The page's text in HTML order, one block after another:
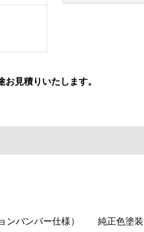
見積りいたします。
ンバンパー仕様） 純正色塗装